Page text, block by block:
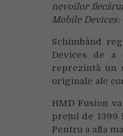
nevoilor
Mobile
Schimbând
Devices de a
reprezintă un
originale ale
HMD Fusion
prețul de 1399
Pentru a afla